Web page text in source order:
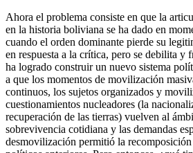
Ahora el problema consiste en que la
en la historia boliviana se ha dado en
cuando el orden dominante pierde su
en respuesta a la crítica, pero se debilita y
ha logrado construir un nuevo sistema
a que los momentos de movilización
continuos, los sujetos organizados y
cuestionamientos nucleadores (la
recuperación de las tierras) vuelven al
sobrevivencia cotidiana y las demandas
desmovilización permitió la